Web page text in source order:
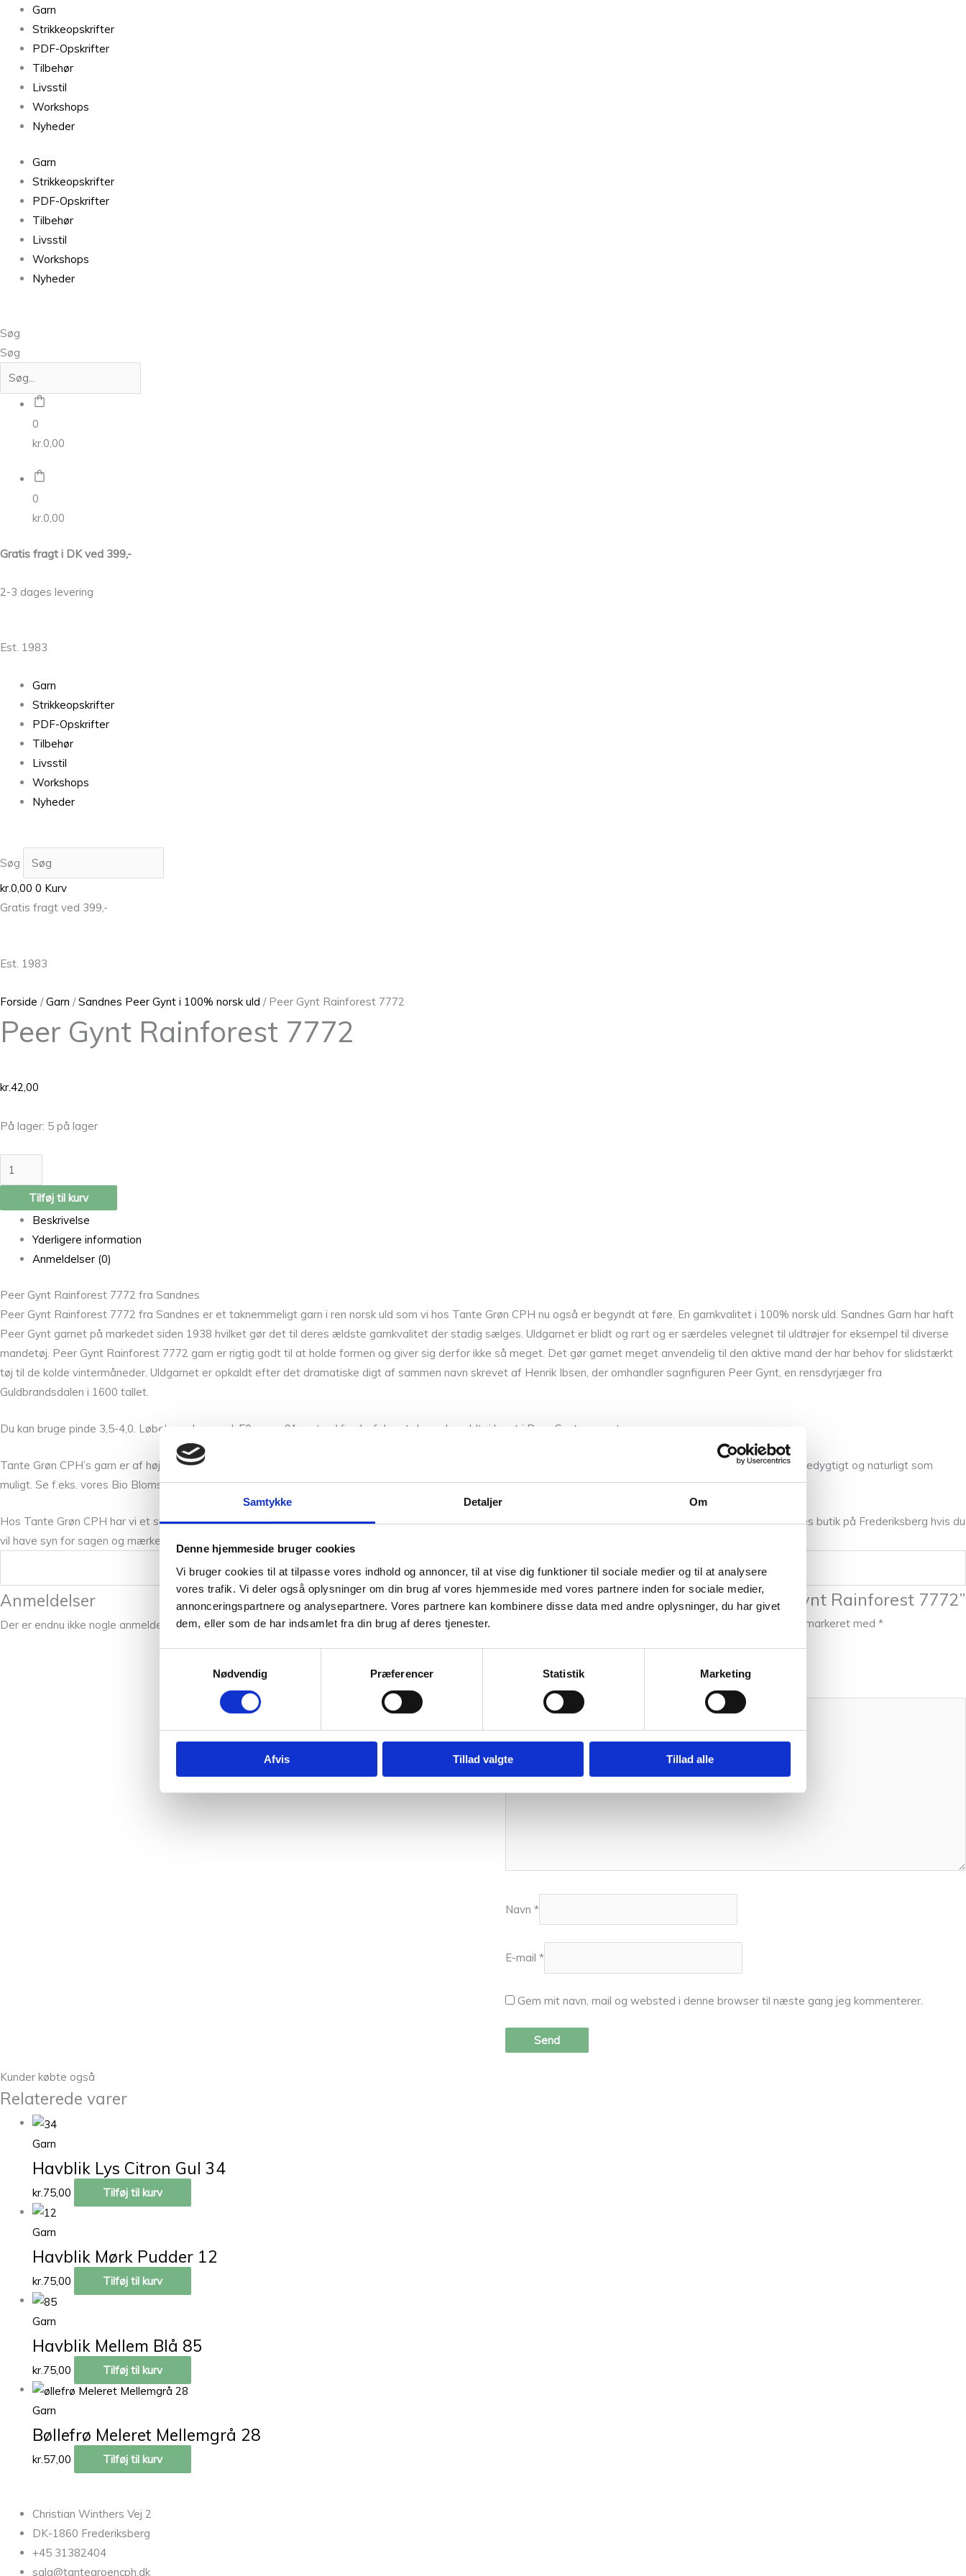
Samtykke Detaljer Om
Denne hjemmeside bruger cookies
Vi bruger cookies til at tilpasse vores indhold og annoncer, til at vise dig funktioner til sociale medier og til at analysere
vores trafik. Vi deler også oplysninger om din brug af vores hjemmeside med vores partnere inden for sociale medier,
annonceringspartnere og analysepartnere. Vores partnere kan kombinere disse data med andre oplysninger, du har givet
dem, eller som de har indsamlet fra din brug af deres tjenester.
Nødvendig
Præferencer Statistik Marketing
Afvis Tillad valgte Tillad alle
Garn
Strikkeopskrifter
PDF-Opskrifter
Tilbehør
Livsstil
Workshops
Nyheder
Garn
Strikkeopskrifter
PDF-Opskrifter
Tilbehør
Livsstil
Workshops
Nyheder
Søg
Søg
0
kr.0,00
0
kr.0,00
Gratis fragt i DK ved 399,-
2-3 dages levering
Est. 1983
Garn
Strikkeopskrifter
PDF-Opskrifter
Tilbehør
Livsstil
Workshops
Nyheder
Søg
kr.0,00 0 Kurv
Gratis fragt ved 399,-
Est. 1983
Forside /Garn /Sandnes Peer Gynt i 100% norsk uld / Peer Gynt Rainforest 7772
Peer Gynt Rainforest 7772
kr.42,00
På lager: 5 på lager
Peer
Gynt
Rainforest
7772
antal
Tilføj til kurv
Beskrivelse
Yderligere information
Anmeldelser (0)
Peer Gynt Rainforest 7772 fra Sandnes
Peer Gynt Rainforest 7772 fra Sandnes er et taknemmeligt garn i ren norsk uld som vi hos Tante Grøn CPH nu også er begyndt at føre. En garnkvalitet i 100% norsk uld. Sandnes Garn har haft
Peer Gynt garnet på markedet siden 1938 hvilket gør det til deres ældste garnkvalitet der stadig sælges. Uldgarnet er blidt og rart og er særdeles velegnet til uldtrøjer for eksempel til diverse
mandetøj. Peer Gynt Rainforest 7772 garn er rigtig godt til at holde formen og giver sig derfor ikke så meget. Det gør garnet meget anvendelig til den aktive mand der har behov for slidstærkt
tøj til de kolde vintermåneder. Uldgarnet er opkaldt efter det dramatiske digt af sammen navn skrevet af Henrik Ibsen, der omhandler sagnfiguren Peer Gynt, en rensdyrjæger fra
Guldbrandsdalen i 1600 tallet.
Du kan bruge pinde 3,5-4,0. Løbelængde pr. ngl. 50g = ca 91 meter. Vi anbefaler at du vasker uldtøj lavet i Peer Gynt separat.
Tante Grøn CPH’s garn er af høj kvalitet. Vi har et skønt mix af rene varer som alpacca, silke og mohair, økologisk bomuld, merinould og mange flere. Det er så bæredygtigt og naturligt som
muligt. Se f.eks. vores Bio Blomsterfrø, som er en økologisk blød bomuldsgarn. Vores uldgarn er selvfølgelig mulesing fri.
Hos Tante Grøn CPH har vi et stort udvalg fra Sandnes Garn, og hjælper dig gerne med at sætte farver sammen til dit næste projekt. Du er altid velkommen i vores butik på Frederiksberg hvis du
vil have syn for sagen og mærke Peer Gynt – Mørk blå 6364 mellem fingrene. Vi står klar med et smil og stræber altid efter den bedste betjening.
Vægt
0,05 kg
Anmeldelser
Der er endnu ikke nogle anmeldelser.
Vær den første til at anmelde “Peer Gynt Rainforest 7772”
Krævede felter er markeret med *
Din anmeldelse
Navn *
E-mail *
Gem mit navn, mail og websted i denne browser til næste gang jeg kommenterer.
Kunder købte også
Relaterede varer
Garn
Havblik Lys Citron Gul 34
kr. 75,00 Tilføj til kurv
Garn
Havblik Mørk Pudder 12
kr.75,00 Tilføj til kurv
Garn
Havblik Mellem Blå 85
kr.75,00 Tilføj til kurv
Garn
Bøllefrø Meleret Mellemgrå 28
kr.57,00 Tilføj til kurv
Christian Winthers Vej 2
DK-1860 Frederiksberg
+45 31382404
salg@tantegroencph.dk